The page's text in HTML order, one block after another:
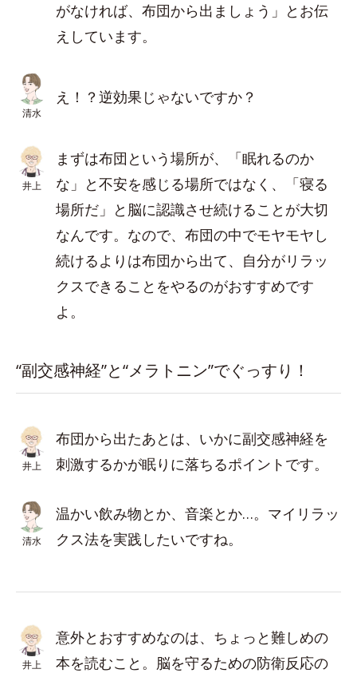
がなければ、布団から出ましょう」とお伝
えしています。
清水
え！？逆効果じゃないですか？
井上
まずは布団という場所が、「眠れるのか
な」と不安を感じる場所ではなく、「寝る
場所だ」と脳に認識させ続けることが大切
なんです。なので、布団の中でモヤモヤし
続けるよりは布団から出て、自分がリラッ
クスできることをやるのがおすすめです
よ。
“副交感神経”と“メラトニン”でぐっすり！
井上
布団から出たあとは、いかに副交感神経を
刺激するかが眠りに落ちるポイントです。
清水
温かい飲み物とか、音楽とか…。マイリラッ
クス法を実践したいですね。
井上
意外とおすすめなのは、ちょっと難しめの
本を読むこと。脳を守るための防衛反応の